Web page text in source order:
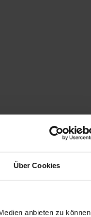
Über Cookies
anbieten zu können